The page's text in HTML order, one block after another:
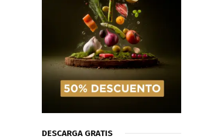
DESCARGA GRATIS